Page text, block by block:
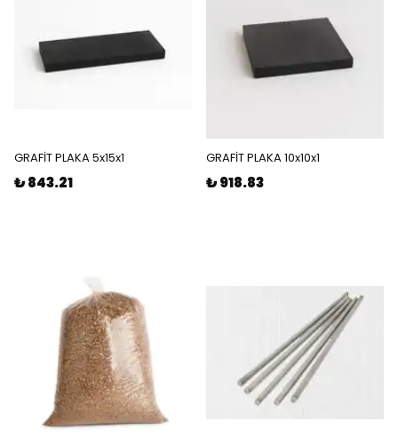
GRAFİT PLAKA 5x15x1
₺ 843.21
GRAFİT PLAKA 10x10x1
₺ 918.83